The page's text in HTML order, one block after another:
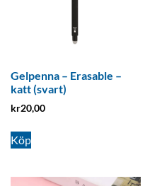
Gelpenna – Erasable –
katt (svart)
kr20,00
Köp